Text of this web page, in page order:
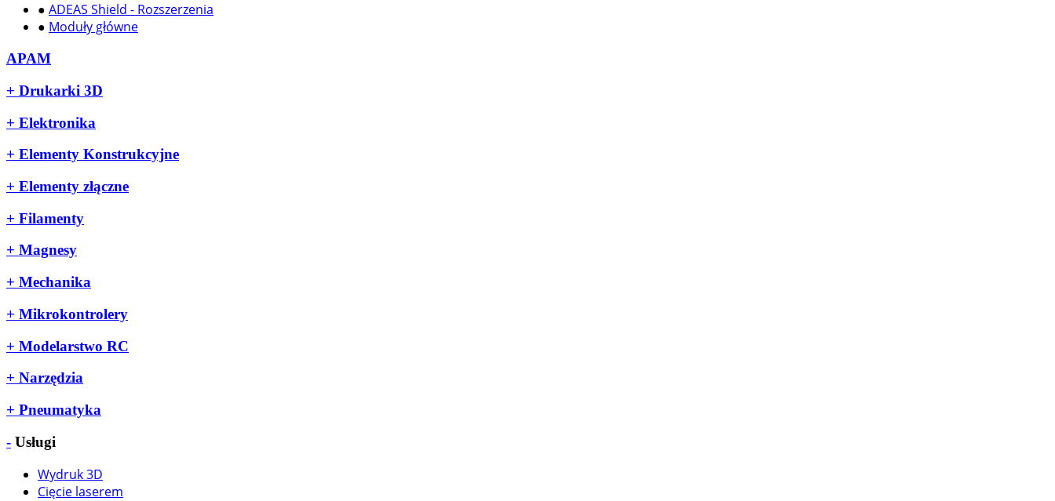
● ADEAS Shield - Rozszerzenia
● Moduły główne
APAM
+ Drukarki 3D
+ Elektronika
+ Elementy Konstrukcyjne
+ Elementy złączne
+ Filamenty
+ Magnesy
+ Mechanika
+ Mikrokontrolery
+ Modelarstwo RC
+ Narzędzia
+ Pneumatyka
- Usługi
Wydruk 3D
Cięcie laserem